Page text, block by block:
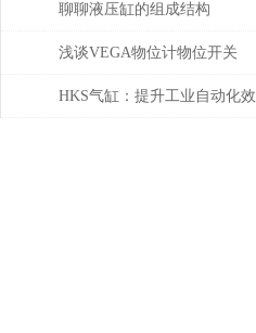
聊聊液压缸的组成结构
浅谈VEGA物位计物位开关
HKS气缸：提升工业自动化效